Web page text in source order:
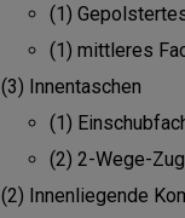
(1)
(1) mittleres
(3) Innentaschen
(1)
(2) 2-Wege-
(2) Innenliegende